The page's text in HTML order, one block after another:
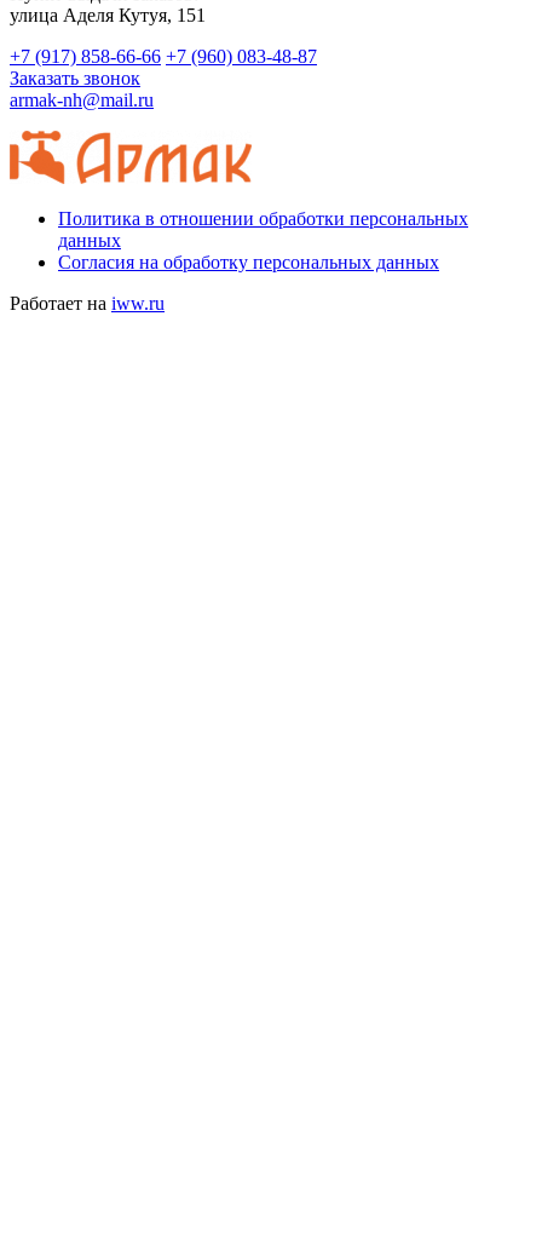
​улица Аделя Кутуя, 151
+7 (917) 858-66-66 +7 (960) 083-48-87
Заказать звонок
armak-nh@mail.ru
Политика в отношении обработки персональных
данных
Согласия на обработку персональных данных
Работает на iww.ru